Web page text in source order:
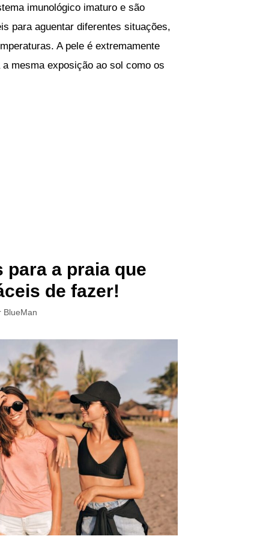
imunológico imaturo e são
para aguentar diferentes situações,
A pele é extremamente
mesma exposição ao sol como os
para a praia que
de fazer!
BlueMan